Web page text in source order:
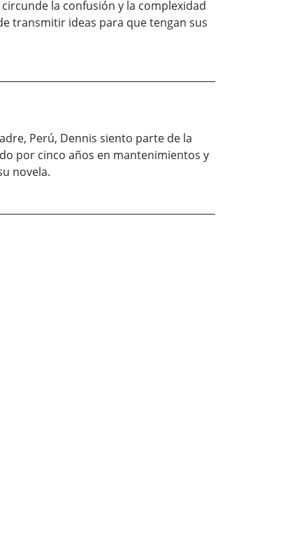
la confusión y la complexidad
transmitir ideas para que tengan sus
Perú, Dennis siento parte de la
por cinco años en mantenimientos y
novela.